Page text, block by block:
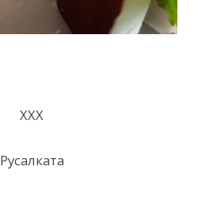
ХХХ
Русалката